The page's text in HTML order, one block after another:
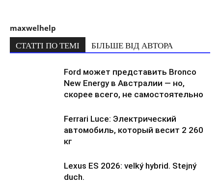
maxwelhelp
СТАТТІ ПО ТЕМІ БІЛЬШЕ ВІД АВТОРА
Ford может представить Bronco
New Energy в Австралии — но,
скорее всего, не самостоятельно
Ferrari Luce: Электрический
автомобиль, который весит 2 260
кг
Lexus ES 2026: velký hybrid. Stejný
duch.